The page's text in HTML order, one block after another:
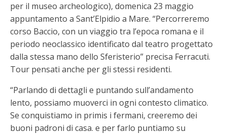
per il museo archeologico), domenica 23 maggio
appuntamento a Sant’Elpidio a Mare. “Percorreremo
corso Baccio, con un viaggio tra l’epoca romana e il
periodo neoclassico identificato dal teatro progettato
dalla stessa mano dello Sferisterio” precisa Ferracuti.
Tour pensati anche per gli stessi residenti.
“Parlando di dettagli e puntando sull’andamento
lento, possiamo muoverci in ogni contesto climatico.
Se conquistiamo in primis i fermani, creeremo dei
buoni padroni di casa. e per farlo puntiamo su